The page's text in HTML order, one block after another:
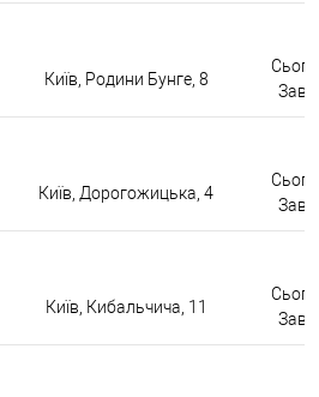
Київ, Родини Бунге, 8
Київ, Дорогожицька, 4
Київ, Кибальчича, 11